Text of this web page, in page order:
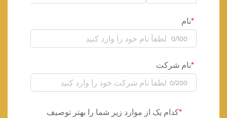
نام
0/100
نام شرکت
0/200
کدام یک از موارد زیر شما را بهتر توصیف